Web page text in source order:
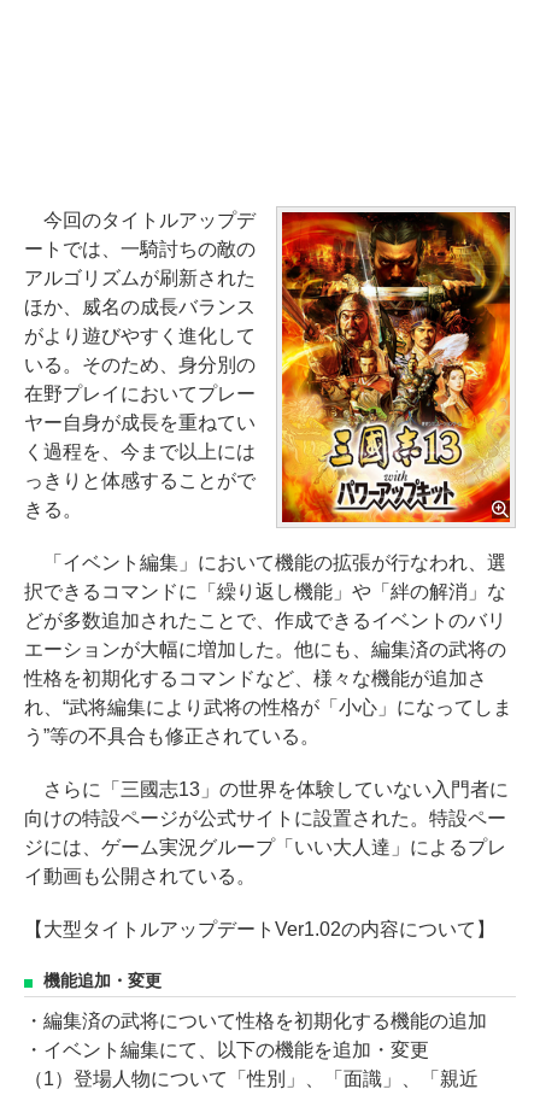
今回のタイトルアップデ
ートでは、一騎討ちの敵の
アルゴリズムが刷新された
ほか、威名の成長バランス
がより遊びやすく進化して
いる。そのため、身分別の
在野プレイにおいてプレー
ヤー自身が成長を重ねてい
く過程を、今まで以上には
っきりと体感することがで
きる。
「イベント編集」において機能の拡張が行なわれ、選
択できるコマンドに「繰り返し機能」や「絆の解消」な
どが多数追加されたことで、作成できるイベントのバリ
エーションが大幅に増加した。他にも、編集済の武将の
性格を初期化するコマンドなど、様々な機能が追加さ
れ、“武将編集により武将の性格が「小心」になってしま
う”等の不具合も修正されている。
さらに「三國志13」の世界を体験していない入門者に
向けの特設ページが公式サイトに設置された。特設ペー
ジには、ゲーム実況グループ「いい大人達」によるプレ
イ動画も公開されている。
【大型タイトルアップデートVer1.02の内容について】
機能追加・変更
・編集済の武将について性格を初期化する機能の追加
・イベント編集にて、以下の機能を追加・変更
（1）登場人物について「性別」、「面識」、「親近